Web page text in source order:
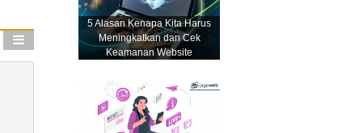
5 Alasan Kenapa Kita Harus
Meningkatkan dan Cek
Keamanan Website